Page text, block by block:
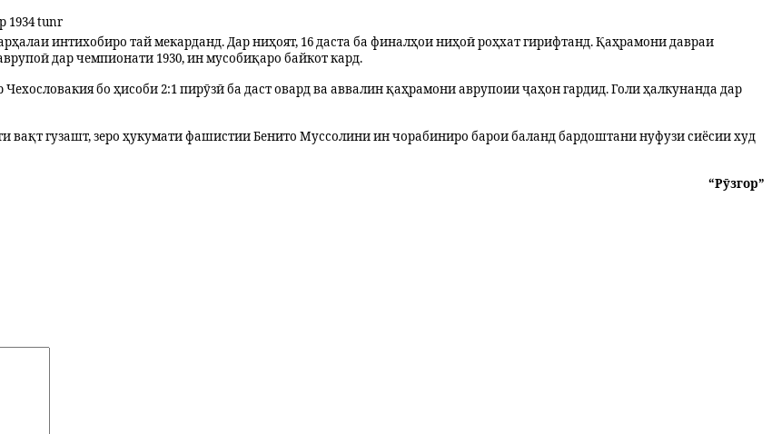
интихобиро тай мекарданд. Дар ниҳоят, 16 даста ба финалҳои ниҳоӣ роҳхат гирифтанд. Қаҳрамони давраи
дар чемпионати 1930, ин мусобиқаро байкот кард.
бо ҳисоби 2:1 пирӯзӣ ба даст овард ва аввалин қаҳрамони аврупоии ҷаҳон гардид. Голи ҳалкунанда дар
вақт гузашт, зеро ҳукумати фашистии Бенито Муссолини ин чорабиниро барои баланд бардоштани нуфузи сиёсии худ
“Рӯзгор”